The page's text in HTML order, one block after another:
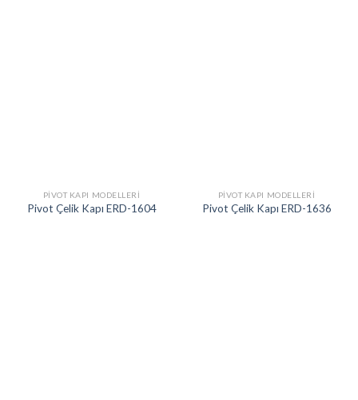
PIVOT KAPI MODELLERI
Pivot Çelik Kapı ERD-1604
PIVOT KAPI MODELLERI
Pivot Çelik Kapı ERD-1636